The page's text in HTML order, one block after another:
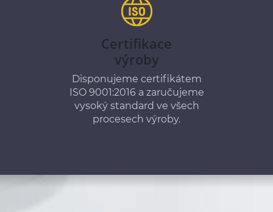
Certifikace
výroby
Disponujeme certifikátem
ISO 9001:2016 a zaručujeme
vysoký standard ve všech
procesech výroby.